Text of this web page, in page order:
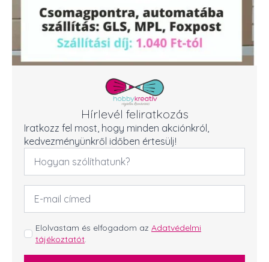
Hírlevél feliratkozás
Iratkozz fel most, hogy minden akciónkról,
kedvezményünkről időben értesülj!
Név
Email
cím
GDPR
*
Elolvastam és elfogadom az Adatvédelmi
tájékoztatót.